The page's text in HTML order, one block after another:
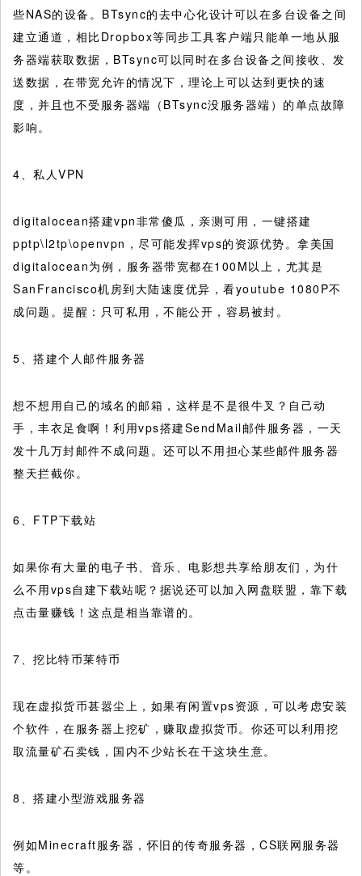
些NAS的设备。BTsync的去中心化设计可以在多台设备之间
建立通道，相比Dropbox等同步工具客户端只能单一地从服
务器端获取数据，BTsync可以同时在多台设备之间接收、发
送数据，在带宽允许的情况下，理论上可以达到更快的速
度，并且也不受服务器端（BTsync没服务器端）的单点故障
影响。
4、私人VPN
digitalocean搭建vpn非常傻瓜，亲测可用，一键搭建
pptp\l2tp\openvpn，尽可能发挥vps的资源优势。拿美国
digitalocean为例，服务器带宽都在100M以上，尤其是
SanFrancisco机房到大陆速度优异，看youtube 1080P不
成问题。提醒：只可私用，不能公开，容易被封。
5、搭建个人邮件服务器
想不想用自己的域名的邮箱，这样是不是很牛叉？自己动
手，丰衣足食啊！利用vps搭建SendMail邮件服务器，一天
发十几万封邮件不成问题。还可以不用担心某些邮件服务器
整天拦截你。
6、FTP下载站
如果你有大量的电子书、音乐、电影想共享给朋友们，为什
么不用vps自建下载站呢？据说还可以加入网盘联盟，靠下载
点击量赚钱！这点是相当靠谱的。
7、挖比特币莱特币
现在虚拟货币甚嚣尘上，如果有闲置vps资源，可以考虑安装
个软件，在服务器上挖矿，赚取虚拟货币。你还可以利用挖
取流量矿石卖钱，国内不少站长在干这块生意。
8、搭建小型游戏服务器
例如Minecraft服务器，怀旧的传奇服务器，CS联网服务器
等。